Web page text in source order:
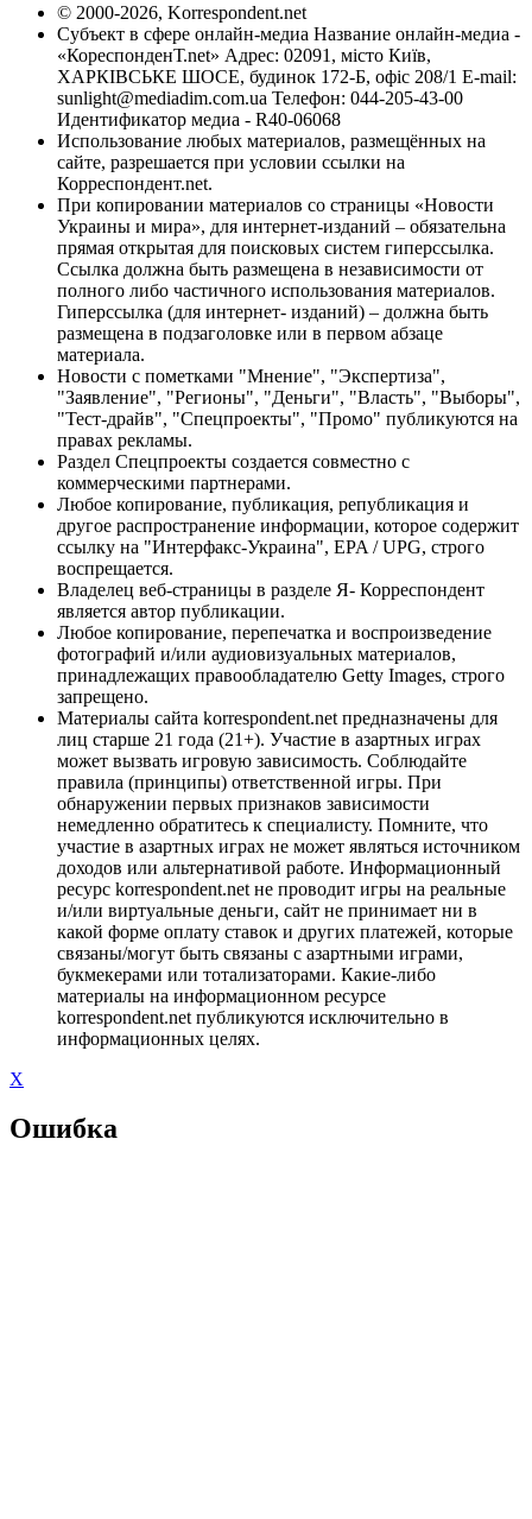
© 2000-2026, Korrespondent.net
Субъект в сфере онлайн-медиа Название онлайн-медиа -
«КореспонденТ.net» Адрес: 02091, місто Київ,
ХАРКІВСЬКЕ ШОСЕ, будинок 172-Б, офіс 208/1 E-mail:
sunlight@mediadim.com.ua Телефон: 044-205-43-00
Идентификатор медиа - R40-06068
Использование любых материалов, размещённых на
сайте, разрешается при условии ссылки на
Корреспондент.net.
При копировании материалов со страницы «Новости
Украины и мира», для интернет-изданий – обязательна
прямая открытая для поисковых систем гиперссылка.
Ссылка должна быть размещена в независимости от
полного либо частичного использования материалов.
Гиперссылка (для интернет- изданий) – должна быть
размещена в подзаголовке или в первом абзаце
материала.
Новости с пометками "Мнение", "Экспертиза",
"Заявление", "Регионы", "Деньги", "Власть", "Выборы",
"Тест-драйв", "Спецпроекты", "Промо" публикуются на
правах рекламы.
Раздел Спецпроекты создается совместно с
коммерческими партнерами.
Любое копирование, публикация, републикация и
другое распространение информации, которое содержит
ссылку на "Интерфакс-Украина", EPA / UPG, строго
воспрещается.
Владелец веб-страницы в разделе Я- Корреспондент
является автор публикации.
Любое копирование, перепечатка и воспроизведение
фотографий и/или аудиовизуальных материалов,
принадлежащих правообладателю Getty Images, строго
запрещено.
Материалы сайта korrespondent.net предназначены для
лиц старше 21 года (21+). Участие в азартных играх
может вызвать игровую зависимость. Соблюдайте
правила (принципы) ответственной игры. При
обнаружении первых признаков зависимости
немедленно обратитесь к специалисту. Помните, что
участие в азартных играх не может являться источником
доходов или альтернативой работе. Информационный
ресурс korrespondent.net не проводит игры на реальные
и/или виртуальные деньги, сайт не принимает ни в
какой форме оплату ставок и других платежей, которые
связаны/могут быть связаны с азартными играми,
букмекерами или тотализаторами. Какие-либо
материалы на информационном ресурсе
korrespondent.net публикуются исключительно в
информационных целях.
X
Ошибка